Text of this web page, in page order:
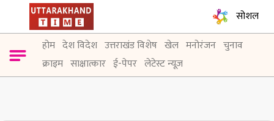
सोशल
होम देश विदेश उत्तराखंड विशेष खेल मनोरंजन चुनाव
क्राइम साक्षात्कार ई-पेपर लेटेस्ट न्यूज़